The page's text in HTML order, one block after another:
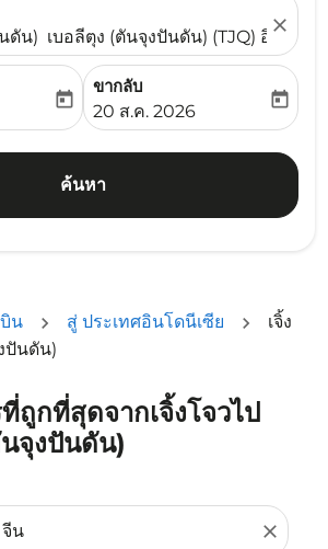
ดัน) เบอลีตุง (ตันจุงปันดัน) (TJQ) อินโดนีเ
close
date-aria-label
today
ขากลับ
fc-booking-return-date-
20 ส.ค. 2026
today
ค้นหา
น สู่ ประเทศอินโดนีเซีย
เจิ้ง
ปันดัน)
ถูกที่สุดจากเจิ้งโจวไป
จุงปันดัน)
close
งของคุณ (ต้นทางและ/หรือปลายทาง) หรื